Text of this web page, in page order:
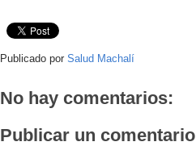
Publicado por Salud Machalí
No hay comentarios:
Publicar un comentario